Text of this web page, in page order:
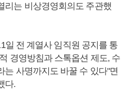
리는 비상경영회의도 주관했
일 전 계열사 임직원 공지를 통
경영방침과 스톡옵션 제도, 수
는 사명까지도 바꿀 수 있다"면
다.